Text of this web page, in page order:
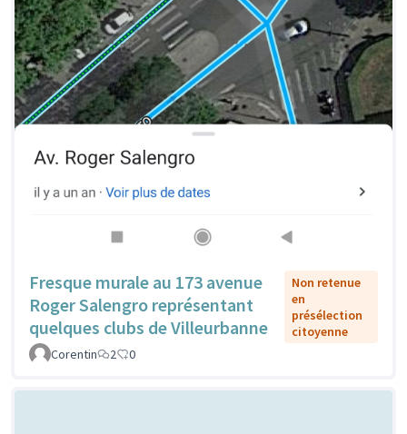
Fresque murale au 173 avenue
Roger Salengro représentant
quelques clubs de Villeurbanne
Non retenue
en
présélection
citoyenne
Corentin
2 0